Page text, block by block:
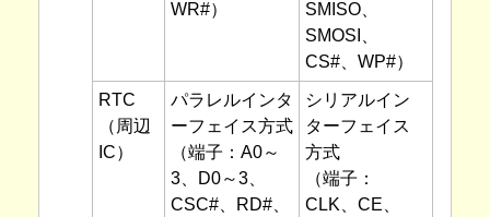
WR#）
SMISO、
SMOSI、
CS#、WP#）
RTC
（周辺
IC）
パラレルインタ
ーフェイス方式
（端子：A0～
3、D0～3、
CSC#、RD#、
シリアルイン
ターフェイス
方式
（端子：
CLK、CE、